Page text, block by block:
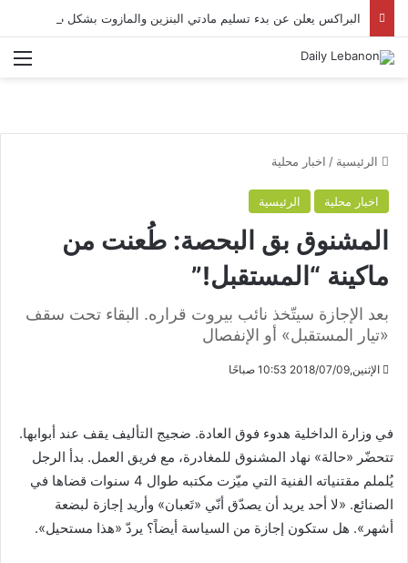
البراكس يعلن عن بدء تسليم مادتي البنزين والمازوت بشكل طبيعي
الرئيسية / اخبار محلية
اخبار محلية الرئيسية
المشنوق بق البحصة: طُعنت من
ماكينة “المستقبل!”
بعد الإجازة سيتّخذ نائب بيروت قراره. البقاء تحت سقف
«تيار المستقبل» أو الإنفصال
الإثنين,2018/07/09 10:53 صباحًا
في وزارة الداخلية هدوء فوق العادة. ضجيج التأليف يقف عند أبوابها.
تتحضّر «حالة» نهاد المشنوق للمغادرة، مع فريق العمل. بدأ الرجل
يُلملم مقتنياته الفنية التي ميّزت مكتبه طوال 4 سنوات قضاها في
الصنائع. «لا أحد يريد أن يصدّق أنّي «تَعبان» وأريد إجازة لبضعة
أشهر». هل ستكون إجازة من السياسة أيضاً؟ يردّ «هذا مستحيل».